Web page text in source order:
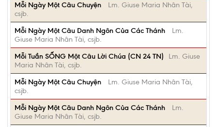
Mỗi Ngày Một Câu Chuyện
Lm. Giuse Maria Nhân Tài,
csjb.
Mỗi Ngày Một Câu Danh Ngôn Của Các Thánh
Lm.
Giuse Maria Nhân Tài, csjb.
Mỗi Tuần SỐNG Một Câu Lời Chúa (CN 24 TN)
Lm. Giuse
Maria Nhân Tài, csjb.
Mỗi Ngày Một Câu Chuyện
Lm. Giuse Maria Nhân Tài,
csjb.
Mỗi Ngày Một Câu Danh Ngôn Của Các Thánh
Lm.
Giuse Maria Nhân Tài, csjb.